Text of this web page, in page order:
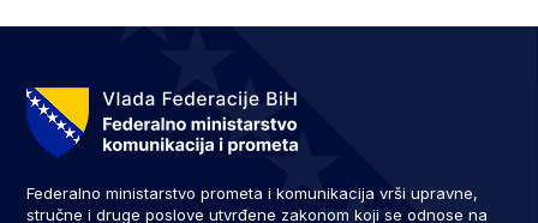
Federalno ministarstvo prometa i komunikacija vrši upravne,
stručne i druge poslove utvrđene zakonom koji se odnose na